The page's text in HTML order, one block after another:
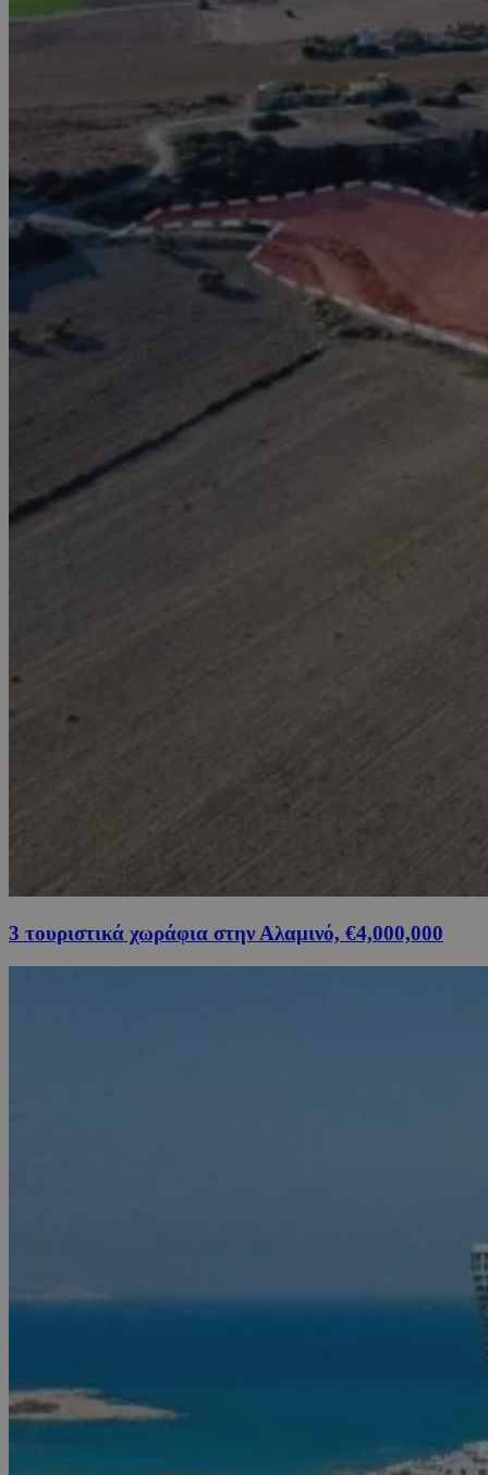
3 τουριστικά χωράφια στην Αλαμινό, €4,000,000